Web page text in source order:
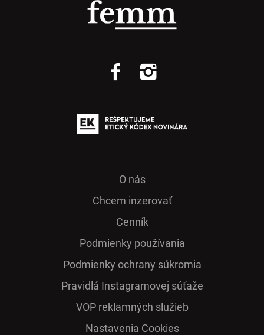
O nás
Chcem inzerovať
Cenník
Podmienky používania
Podmienky ochrany súkromia
Pra­vidlá Ins­ta­gra­mo­vej sú­ťaže
VOP reklamných služieb
Nastavenia Cookies